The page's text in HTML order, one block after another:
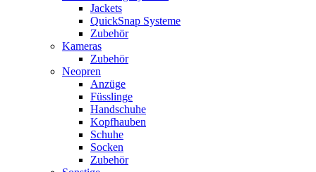
Jackets
QuickSnap Systeme
Zubehör
Kameras
Zubehör
Neopren
Anzüge
Füsslinge
Handschuhe
Kopfhauben
Schuhe
Socken
Zubehör